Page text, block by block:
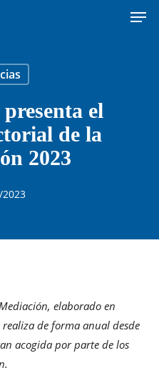
el
de la
2023
elaborado en
realiza de forma anual desde
acogida por parte de los